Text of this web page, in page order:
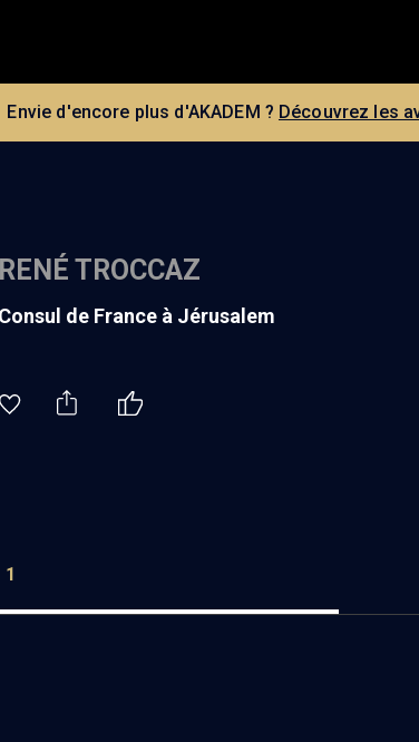
Envie d'encore plus d'AKADEM ? Découvrez les
RENÉ TROCCAZ
consul de France à Jérusalem
1